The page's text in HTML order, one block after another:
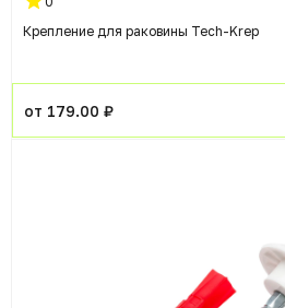
Крепление для раковины Tech-Krep
от 179.00 ₽